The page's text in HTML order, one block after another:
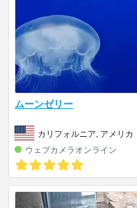
ムーンゼリー
カリフォルニア, アメリカ
ウェブカメラオンライン